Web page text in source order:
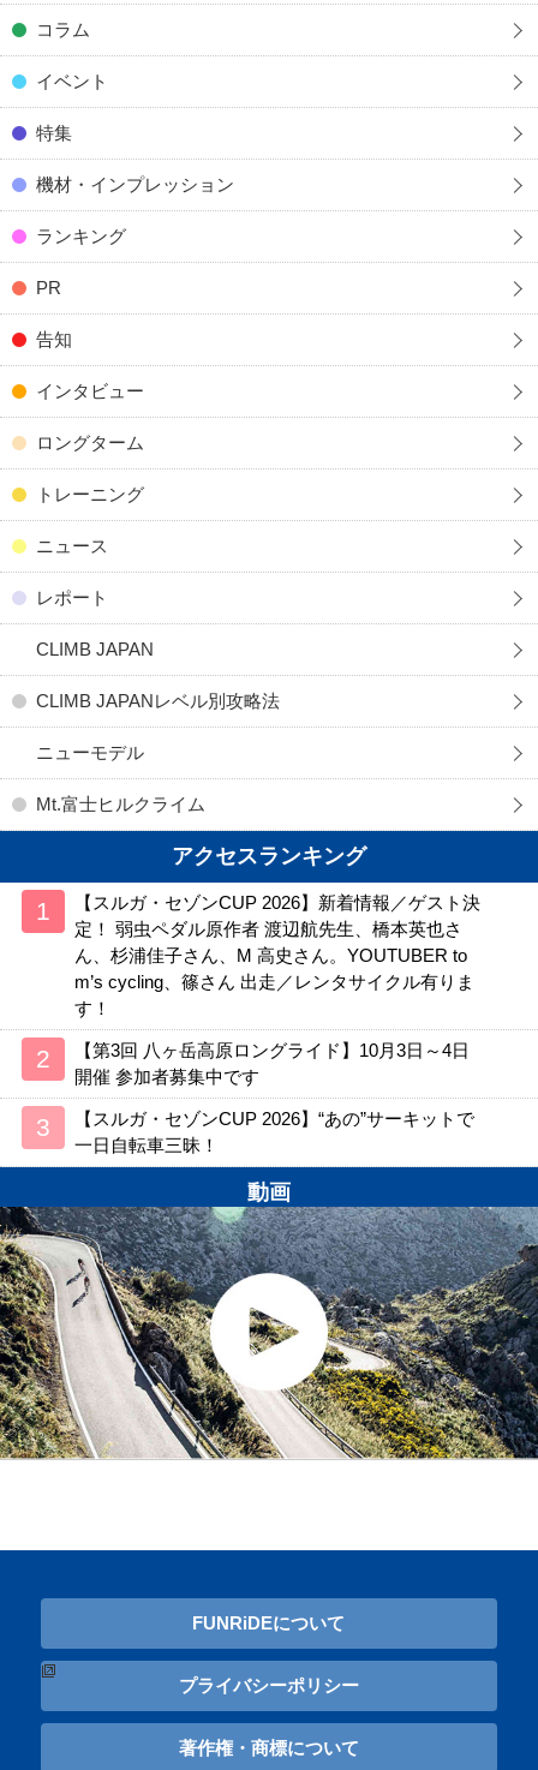
コラム
イベント
特集
機材・インプレッション
ランキング
PR
告知
インタビュー
ロングターム
トレーニング
ニュース
レポート
CLIMB JAPAN
CLIMB JAPANレベル別攻略法
ニューモデル
Mt.富士ヒルクライム
アクセスランキング
【スルガ・セゾンCUP 2026】新着情報／ゲスト決
定！ 弱虫ペダル原作者 渡辺航先生、橋本英也さ
ん、杉浦佳子さん、M 高史さん。YOUTUBER to
m’s cycling、篠さん 出走／レンタサイクル有りま
す！
【第3回 八ヶ岳高原ロングライド】10月3日～4日
開催 参加者募集中です
【スルガ・セゾンCUP 2026】“あの”サーキットで
一日自転車三昧！
動画
FUNRiDEについて
プライバシーポリシー
著作権・商標について